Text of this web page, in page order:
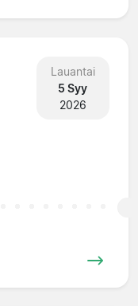
Lauantai
5 Syy
2026